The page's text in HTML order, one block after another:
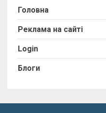
Головна
Реклама на сайті
Login
Блоги